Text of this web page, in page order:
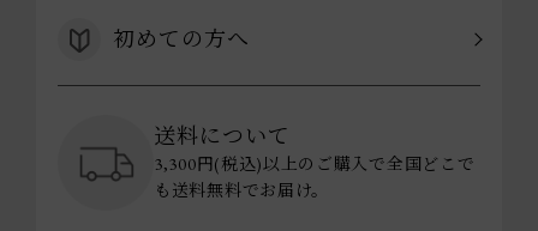
初めての方へ
送料について
3,300円(税込)以上のご購入で全国どこで
も送料無料でお届け。